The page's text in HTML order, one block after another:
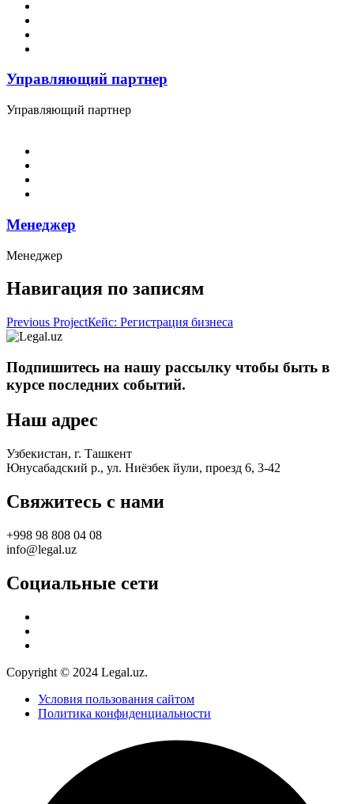
Управляющий партнер
Управляющий партнер
Менеджер
Менеджер
Навигация по записям
Previous ProjectКейс: Регистрация бизнеса
Подпишитесь на нашу рассылку чтобы быть в
курсе последних событий.
Наш адрес
Узбекистан, г. Ташкент
Юнусабадский р., ул. Ниёзбек йули, проезд 6, 3-42
Свяжитесь с нами
+998 98 808 04 08
info@legal.uz
Социальные сети
Copyright © 2024 Legal.uz.
Условия пользования сайтом
Политика конфиденциальности